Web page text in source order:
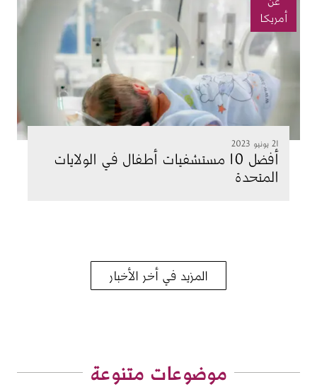
أمريكا
الصورة
21 يونيو 2023
أفضل 10 مستشفيات أطفال في الولايات
المتحدة
المزيد في أخر الأخبار
موضوعات متنوعة